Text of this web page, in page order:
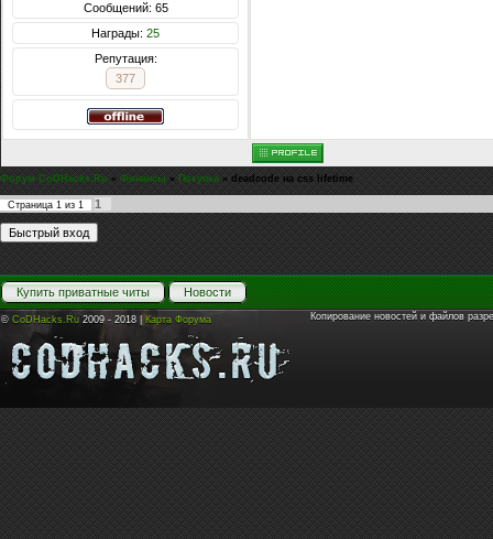
Сообщений: 65
Награды: 25
Репутация:
377
Форум CoDHacks.Ru » Финансы » Покупка » deadcode на css lifetime
Страница 1 из 1 1
Купить приватные читы Новости
© CoDHacks.Ru 2009 - 2018 | Карта Форума Копирование новостей и файлов